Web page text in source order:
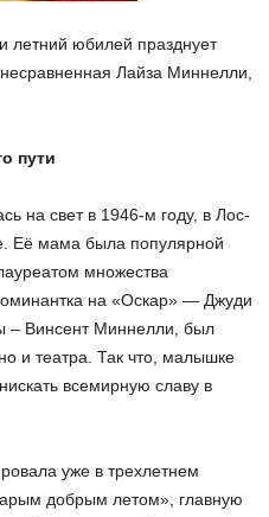
летний юбилей празднует
Лайза Миннелли,
пути
на свет в 1946-м году, в Лос-
Её мама была популярной
множества
на «Оскар» — Джуди
– Винсент Миннелли, был
и театра. Так что, малышке
всемирную славу в
уже в трехлетнем
добрым летом», главную